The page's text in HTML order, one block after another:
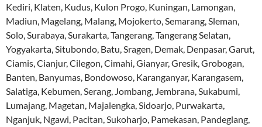
Kediri, Klaten, Kudus, Kulon Progo, Kuningan, Lamongan,
Madiun, Magelang, Malang, Mojokerto, Semarang, Sleman,
Solo, Surabaya, Surakarta, Tangerang, Tangerang Selatan,
Yogyakarta, Situbondo, Batu, Sragen, Demak, Denpasar, Garut,
Ciamis, Cianjur, Cilegon, Cimahi, Gianyar, Gresik, Grobogan,
Banten, Banyumas, Bondowoso, Karanganyar, Karangasem,
Salatiga, Kebumen, Serang, Jombang, Jembrana, Sukabumi,
Lumajang, Magetan, Majalengka, Sidoarjo, Purwakarta,
Nganjuk, Ngawi, Pacitan, Sukoharjo, Pamekasan, Pandeglang,